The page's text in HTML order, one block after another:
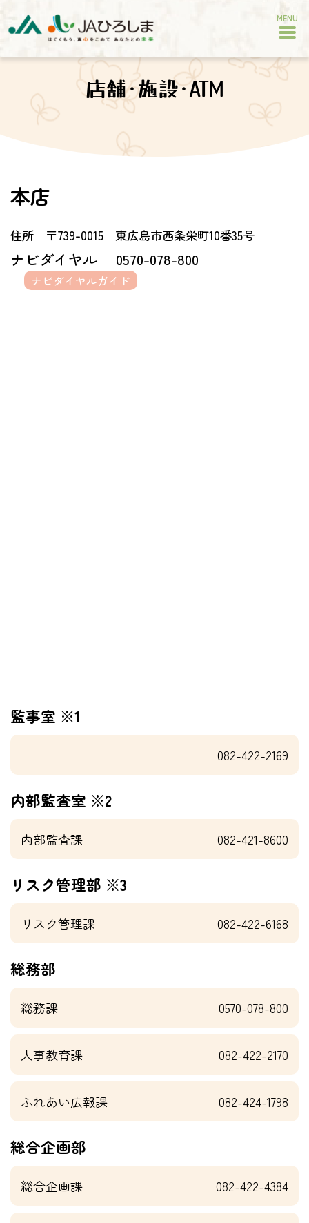
MENU
店舗･施設･ATM
本店
住所 〒739-0015 東広島市西条栄町10番35号
ナビダイヤル 0570-078-800
ナビダイヤルガイド
監事室 ※1
082-422-2169
内部監査室 ※2
内部監査課 082-421-8600
リスク管理部 ※3
リスク管理課 082-422-6168
総務部
総務課 0570-078-800
人事教育課 082-422-2170
ふれあい広報課 082-424-1798
総合企画部
総合企画課 082-422-4384